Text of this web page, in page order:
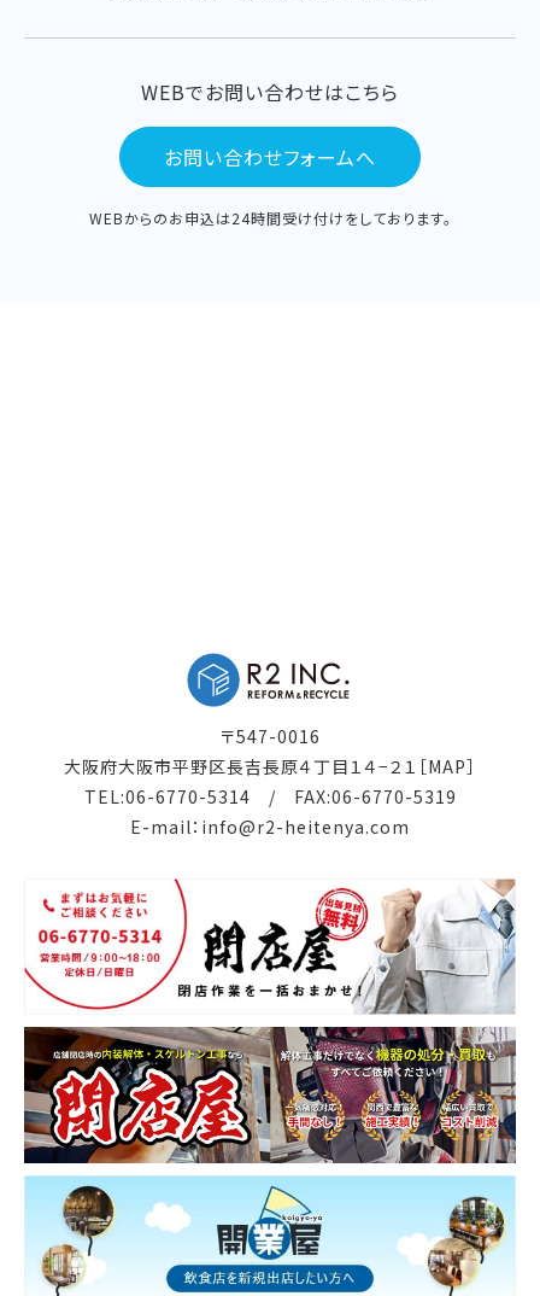
WEBでお問い合わせはこちら
お問い合わせフォームへ
WEBからのお申込は24時間受け付けをしております。
〒547-0016
大阪府大阪市平野区長吉長原４丁目１４−２１ ［MAP］
TEL:06-6770-5314 / FAX:06-6770-5319
E-mail： info@r2-heitenya.com